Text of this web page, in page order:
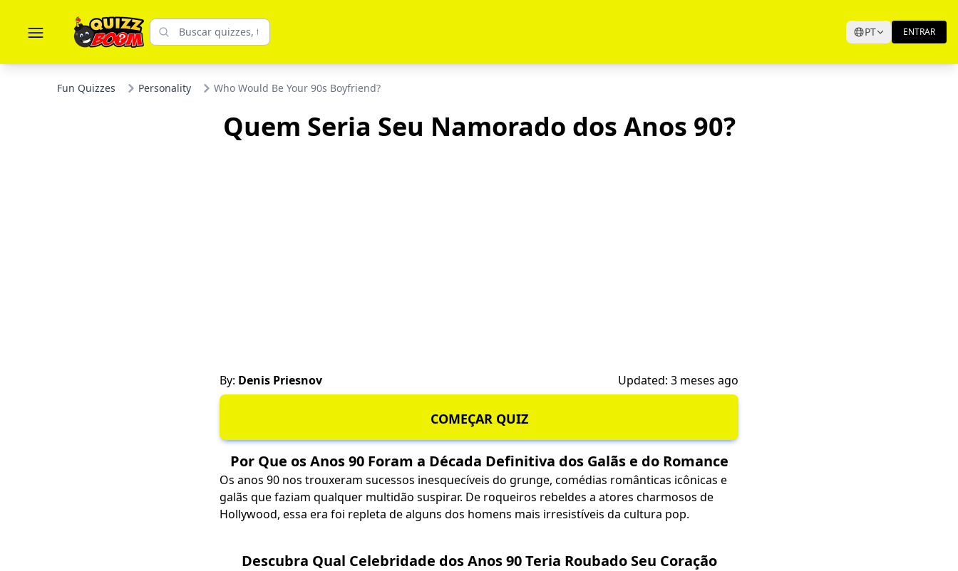
PT ENTRAR
Fun Quizzes Personality Who Would Be Your 90s Boyfriend?
Quem Seria Seu Namorado dos Anos 90?
By: Denis Priesnov Updated: 3 meses ago
COMEÇAR QUIZ
Por Que os Anos 90 Foram a Década Definitiva dos Galãs e do Romance
Os anos 90 nos trouxeram sucessos inesquecíveis do grunge, comédias românticas icônicas e
galãs que faziam qualquer multidão suspirar. De roqueiros rebeldes a atores charmosos de
Hollywood, essa era foi repleta de alguns dos homens mais irresistíveis da cultura pop.
Descubra Qual Celebridade dos Anos 90 Teria Roubado Seu Coração